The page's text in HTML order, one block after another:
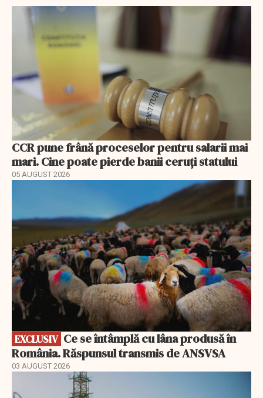
CCR pune frână proceselor pentru salarii mai
mari. Cine poate pierde banii ceruți statului
05 AUGUST 2026
EXCLUSIV
România. Răspunsul transmis de ANSVSA
03 AUGUST 2026